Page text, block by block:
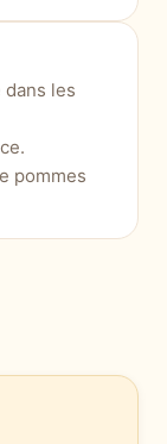
les
pommes